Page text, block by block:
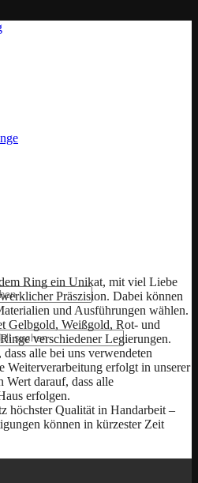
Ring ein Unikat, mit viel Liebe
Präszision. Dabei können
und Ausführungen wählen.
Gelbgold, Weißgold, Rot- und
verschiedener Legierungen.
alle bei uns verwendeten
erfolgt in unserer
Wert darauf, dass alle
erfolgen.
höchster Qualität in Handarbeit –
können in kürzester Zeit